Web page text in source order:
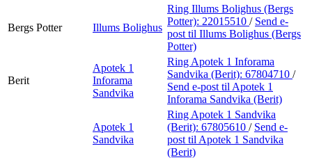
Bergs Potter Illums Bolighus
Ring Illums Bolighus (Bergs
Potter): 22015510 / Send e-
post til Illums Bolighus (Bergs
Potter)
Berit
Apotek 1
Inforama
Sandvika
Ring Apotek 1 Inforama
Sandvika (Berit): 67804710 /
Send e-post til Apotek 1
Inforama Sandvika (Berit)
Apotek 1
Sandvika
Ring Apotek 1 Sandvika
(Berit): 67805610 / Send e-
post til Apotek 1 Sandvika
(Berit)